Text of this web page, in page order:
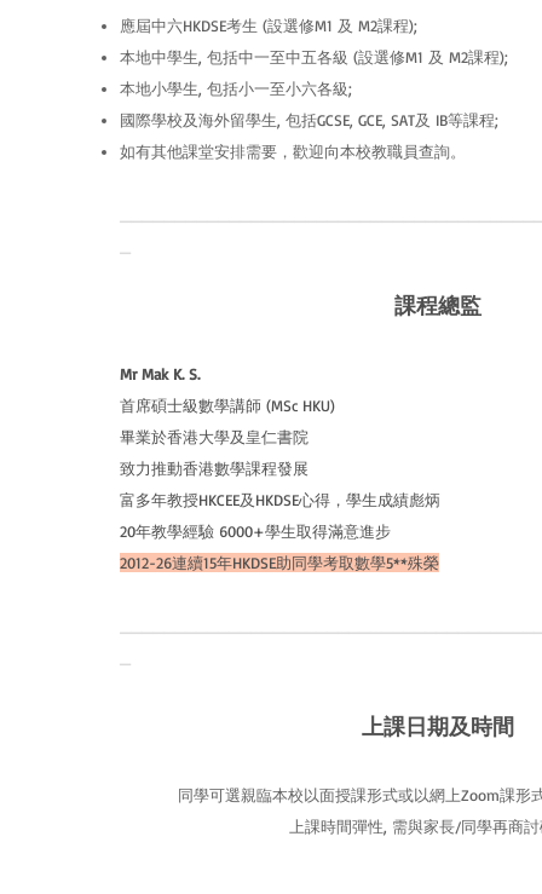
應屆中六HKDSE考生 (設選修M1 及 M2課程);
本地中學生, 包括中一至中五各級 (設選修M1 及 M2課程);
本地小學生, 包括小一至小六各級;
國際學校及海外留學生, 包括GCSE, GCE, SAT及 IB等課程;
如有其他課堂安排需要，歡迎向本校教職員查詢。
課程總監
Mr Mak K. S.
首席碩士級數學講師 (MSc HKU)
畢業於香港大學及皇仁書院
致力推動香港數學課程發展
富多年教授HKCEE及HKDSE心得，學生成績彪炳
20年教學經驗 6000+學生取得滿意進步
2012-26連續15年HKDSE助同學考取數學5**殊榮
上課日期及時間
同學可選親臨本校以面授課形式或以網上Zoom課形
上課時間彈性, 需與家長/同學再商